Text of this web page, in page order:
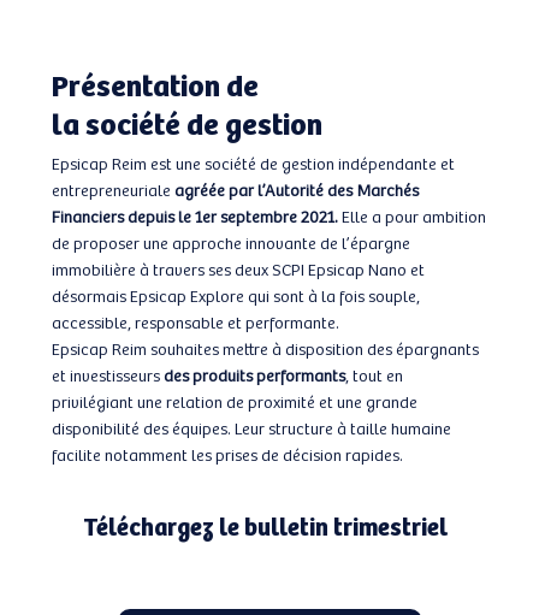
Présentation de
la société de gestion
Epsicap Reim est une société de gestion indépendante et
entrepreneurialeagréée par l’Autorité des Marchés
Financiers depuis le 1er septembre 2021.Elle a pour ambition
de proposer une approche innovante de l’épargne
immobilière à travers ses deux SCPI Epsicap Nano et
désormais Epsicap Explore qui sont à la fois souple,
accessible, responsable et performante.
Epsicap Reim souhaites mettre à disposition des épargnants
et investisseursdes produits performants, tout en
privilégiant une relation de proximité et une grande
disponibilité des équipes. Leur structure à taille humaine
facilite notamment les prises de décision rapides.
Téléchargez le bulletin trimestriel